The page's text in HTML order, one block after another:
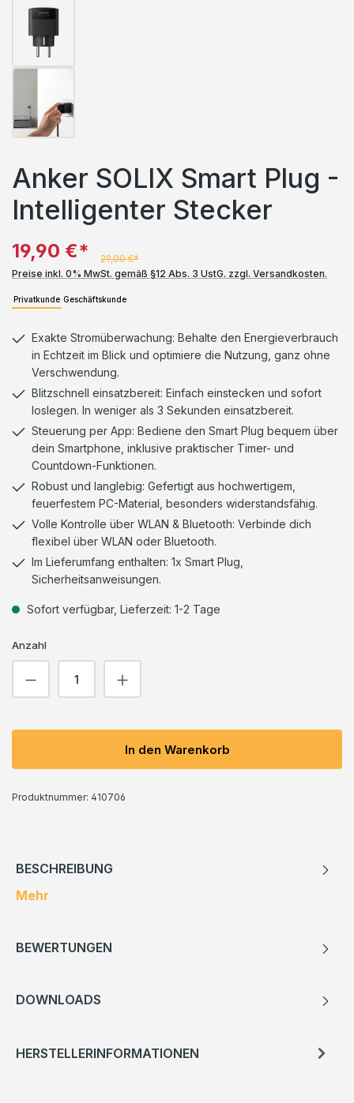
Anker SOLIX Smart Plug -
Intelligenter Stecker
19,90 €*
29,00 €*
Preise inkl. 0% MwSt. gemäß §12 Abs. 3 UstG. zzgl. Versandkosten.
Privatkunde Geschäftskunde
Exakte Stromüberwachung: Behalte den Energieverbrauch
in Echtzeit im Blick und optimiere die Nutzung, ganz ohne
Verschwendung.
Blitzschnell einsatzbereit: Einfach einstecken und sofort
loslegen. In weniger als 3 Sekunden einsatzbereit.
Steuerung per App: Bediene den Smart Plug bequem über
dein Smartphone, inklusive praktischer Timer- und
Countdown-Funktionen.
Robust und langlebig: Gefertigt aus hochwertigem,
feuerfestem PC-Material, besonders widerstandsfähig.
Volle Kontrolle über WLAN & Bluetooth: Verbinde dich
flexibel über WLAN oder Bluetooth.
Im Lieferumfang enthalten: 1x Smart Plug,
Sicherheitsanweisungen.
Sofort verfügbar, Lieferzeit: 1-2 Tage
Anzahl
Produkt Anzahl: Gib den gewünschten
In den Warenkorb
Produktnummer: 410706
BESCHREIBUNG
Mehr
BEWERTUNGEN
DOWNLOADS
HERSTELLERINFORMATIONEN